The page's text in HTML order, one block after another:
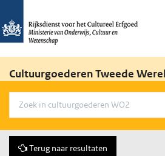
Cultuurgoederen Tweede
Terug naar resultaten